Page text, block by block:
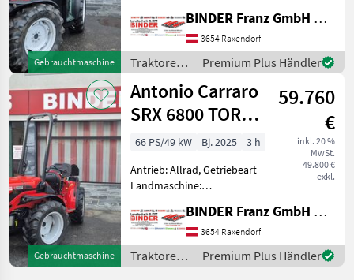
Gebrauchtmaschine
Kabine,
Zapfwellendrehzahl:
540/750,
Höchstgeschwindigkeit in
km/h: 40 km/h, Aufladung:
Turbolader, A
BINDER Franz GmbH & CoKG
3654 Raxendorf
Traktoren /
Antonio
Carraro
Premium Plus Händler
Gebrauchtmaschine
Antonio Carraro
SRX 6800 TORA
Cabrio
59.760
€
inkl. 20 %
MwSt.
49.800 €
exkl.
66 PS/49 kW Bj. 2025
3 h
Antrieb: Allrad, Getriebeart
Landmaschine:
ohne Kabine,
Zapfwellendrehzahl:
540/750,
Höchstgeschwindigkeit in
BINDER Franz GmbH & CoKG
3654 Raxendorf
Traktoren /
Antonio
Premium Plus Händler